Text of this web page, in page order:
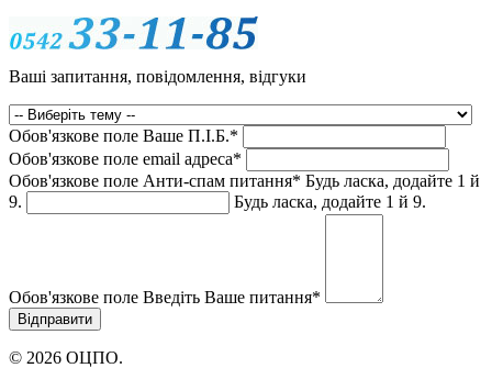
Ваші запитання, повідомлення, відгуки
Обов'язкове поле Ваше П.I.Б.*
Обов'язкове поле email адреса*
Обов'язкове поле Анти-спам питання* Будь ласка, додайте 1 й
9.
Будь ласка, додайте 1 й 9.
Обов'язкове поле Введіть Ваше питання*
© 2026 ОЦПО.